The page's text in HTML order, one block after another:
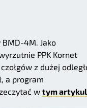
4M. Jako
PPK Kornet
z dużej
a program
w tym